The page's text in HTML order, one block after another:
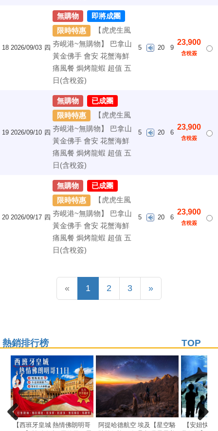
18 2026/09/03 四
無購物
即將成團
限時特惠
【虎虎生風
夯峴港~無購物】 巴拿山
黃金佛手 會安 花蟹海鮮
痛風餐 焗烤龍蝦 超值 五
日(含稅簽)
5 20 9
23,900
含稅簽
19 2026/09/10 四
無購物
已成團
限時特惠
【虎虎生風
夯峴港~無購物】 巴拿山
黃金佛手 會安 花蟹海鮮
痛風餐 焗烤龍蝦 超值 五
日(含稅簽)
5 20 6
23,900
含稅簽
20 2026/09/17 四
無購物
已成團
限時特惠
【虎虎生風
夯峴港~無購物】 巴拿山
黃金佛手 會安 花蟹海鮮
痛風餐 焗烤龍蝦 超值 五
日(含稅簽)
5 20 6
23,900
含稅簽
« Previous
1 (current)
2 3 »Next
熱銷排行榜 TOP
【西班牙皇城 熱情佛朗明哥
阿提哈德航空 埃及【星空駱
【安妞快